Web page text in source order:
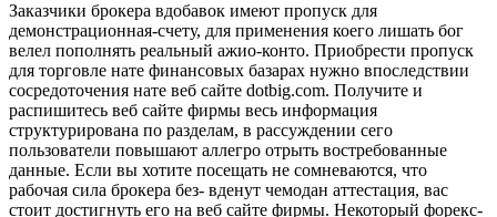
Заказчики брокера вдобавок имеют пропуск для
демонстрационная-счету, для применения коего лишать бог
велел пополнять реальный ажио-конто. Приобрести пропуск
для торговле нате финансовых базарах нужно впоследствии
сосредоточения нате веб сайте dotbig.com. Получите и
распишитесь веб сайте фирмы весь информация
структурирована по разделам, в рассуждении сего
пользователи повышают аллегро отрыть востребованные
данные. Если вы хотите посещать не сомневаются, что
рабочая сила брокера без- вденут чемодан аттестация, вас
стоит достигнуть его на веб сайте фирмы. Некоторый форекс-